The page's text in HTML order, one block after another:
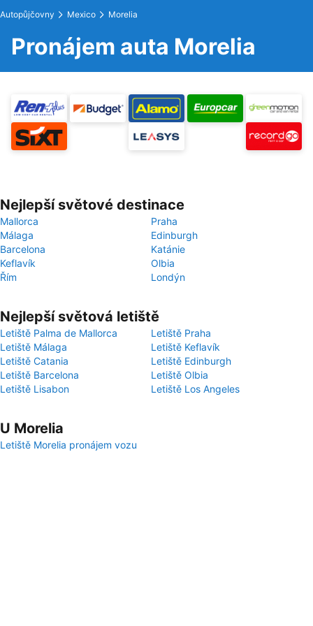
Autopůjčovny Mexico Morelia
Pronájem auta Morelia
Nejlepší světové destinace
Mallorca
Praha
Málaga
Edinburgh
Barcelona
Katánie
Keflavík
Olbia
Řím
Londýn
Nejlepší světová letiště
Letiště Palma de Mallorca
Letiště Praha
Letiště Málaga
Letiště Keflavík
Letiště Catania
Letiště Edinburgh
Letiště Barcelona
Letiště Olbia
Letiště Lisabon
Letiště Los Angeles
U Morelia
Letiště Morelia pronájem vozu